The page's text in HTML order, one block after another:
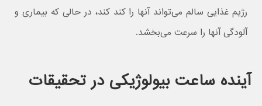
رژیم غذایی سالم می‌تواند آنها را کند کند، در حالی که بیماری و
آلودگی آنها را سرعت می‌بخشد.
آینده ساعت بیولوژیکی در تحقیقات